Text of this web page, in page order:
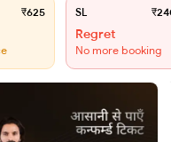
₹625 SL
Regret
No more booking